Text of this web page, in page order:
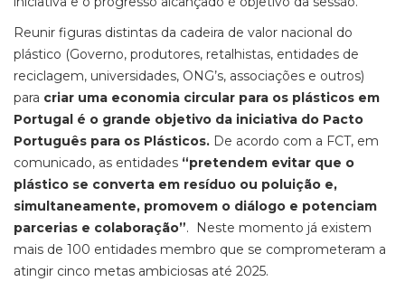
Reunir figuras distintas da cadeira de valor nacional do
plástico (Governo, produtores, retalhistas, entidades de
reciclagem, universidades, ONG’s, associações e outros)
para criar uma economia circular para os plásticos em
Portugal é o grande objetivo da iniciativa do Pacto
Português para os Plásticos. De acordo com a FCT, em
comunicado, as entidades “pretendem evitar que o
plástico se converta em resíduo ou poluição e,
simultaneamente, promovem o diálogo e potenciam
parcerias e colaboração”. Neste momento já existem
mais de 100 entidades membro que se comprometeram a
atingir cinco metas ambiciosas até 2025.